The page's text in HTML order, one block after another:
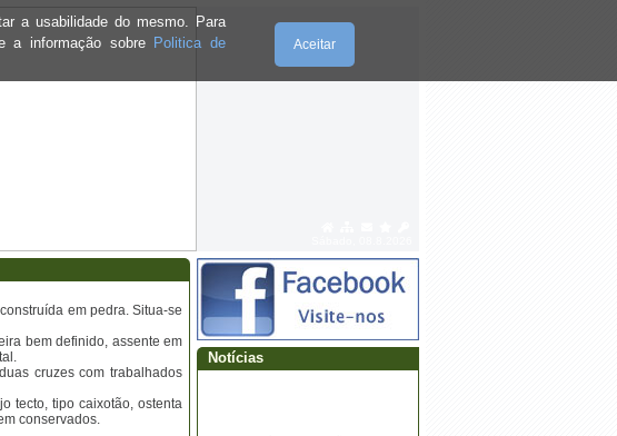
a usabilidade do mesmo. Para
a informação sobre Politica de
Aceitar
em pedra. Situa-se
bem definido, assente em
cruzes com trabalhados
tecto, tipo caixotão, ostenta
conservados.
Notícias